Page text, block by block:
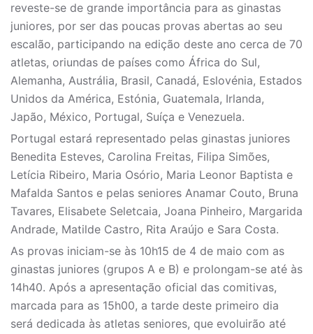
reveste-se de grande importância para as ginastas
juniores, por ser das poucas provas abertas ao seu
escalão, participando na edição deste ano cerca de 70
atletas, oriundas de países como África do Sul,
Alemanha, Austrália, Brasil, Canadá, Eslovénia, Estados
Unidos da América, Estónia, Guatemala, Irlanda,
Japão, México, Portugal, Suíça e Venezuela.
Portugal estará representado pelas ginastas juniores
Benedita Esteves, Carolina Freitas, Filipa Simões,
Letícia Ribeiro, Maria Osório, Maria Leonor Baptista e
Mafalda Santos e pelas seniores Anamar Couto, Bruna
Tavares, Elisabete Seletcaia, Joana Pinheiro, Margarida
Andrade, Matilde Castro, Rita Araújo e Sara Costa.
As provas iniciam-se às 10h15 de 4 de maio com as
ginastas juniores (grupos A e B) e prolongam-se até às
14h40. Após a apresentação oficial das comitivas,
marcada para as 15h00, a tarde deste primeiro dia
será dedicada às atletas seniores, que evoluirão até